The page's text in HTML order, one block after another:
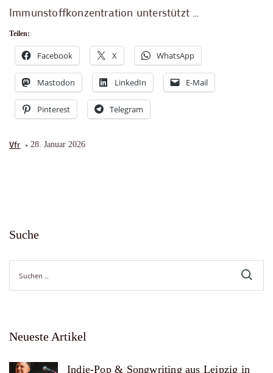
Immunstoffkonzentration unterstützt …
Teilen:
Facebook X WhatsApp
Mastodon LinkedIn E-Mail
Pinterest Telegram
Vfr 28. Januar 2026
Suche
nach:
Neueste Artikel
Indie-Pop & Songwriting aus Leipzig in